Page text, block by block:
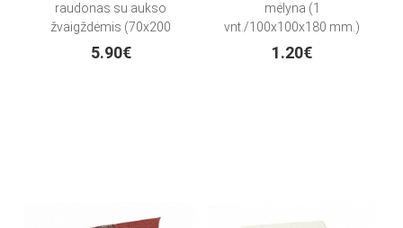
raudonas su aukso
žvaigždėmis (70x200
cm) TIK SU VENIPAK!
5.90€
mėlyna (1
vnt./100x100x180 mm.)
1.20€